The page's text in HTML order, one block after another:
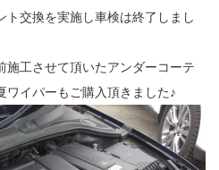
ト交換を実施し車検は終了しまし
施工させて頂いたアンダーコーテ
ワイパーもご購入頂きました♪